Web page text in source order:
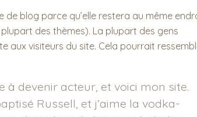
de blog parce qu’elle restera au même
des thèmes). La plupart des gens
aux visiteurs du site. Cela pourrait
à devenir acteur, et voici mon site.
Russell, et j’aime la vodka-